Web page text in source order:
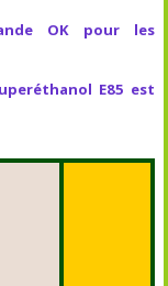
OK pour les
E85 est